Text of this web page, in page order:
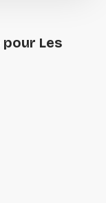
pour Les